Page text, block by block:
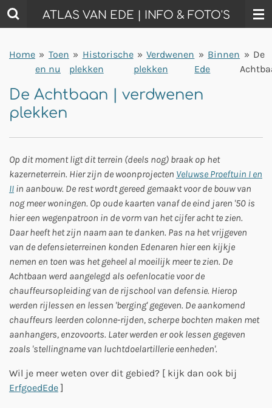
Ga
direct
de
hoofdinhoud
ATLAS VAN EDE | INFO & FOTO'S
Home » Toen
en nu
» Historische
plekken
» Verdwenen
plekken
» Binnen
Ede
» De
De Achtbaan | verdwenen
plekken
Op dit moment ligt dit terrein (deels nog) braak op het
kazerneterrein. Hier zijn de woonprojecten Veluwse Proeftuin I en
II in aanbouw. De rest wordt gereed gemaakt voor de bouw van
nog meer woningen. Op oude kaarten vanaf de eind jaren '50 is
hier een wegenpatroon in de vorm van het cijfer acht te zien.
Daar heeft het zijn naam aan te danken. Pas na het vrijgeven
van de defensieterreinen konden Edenaren hier een kijkje
nemen en toen was het geheel al moeilijk meer te zien. De
Achtbaan werd aangelegd als oefenlocatie voor de
chauffeursopleiding van de rijschool van defensie. Hierop
werden rijlessen en lessen 'berging' gegeven. De aankomend
chauffeurs leerden colonne-rijden, scherpe bochten maken met
aanhangers, enzovoorts. Later werden er ook lessen gegeven
zoals 'stellingname van luchtdoelartillerie eenheden'.
Wil je meer weten over dit gebied? [ kijk dan ook bij
ErfgoedEde]